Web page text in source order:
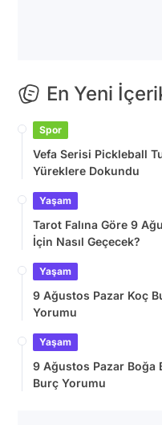
En Yeni
Spor
Vefa Serisi Pickleball
Yüreklere Dokundu
Yaşam
Tarot Falına Göre 9
İçin Nasıl Geçecek?
Yaşam
9 Ağustos Pazar Koç
Yorumu
Yaşam
9 Ağustos Pazar Boğa
Burç Yorumu